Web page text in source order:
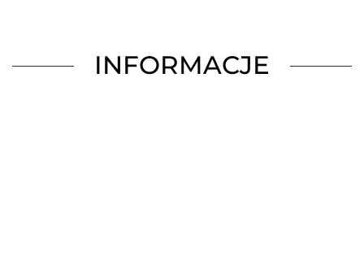
INFORMACJE